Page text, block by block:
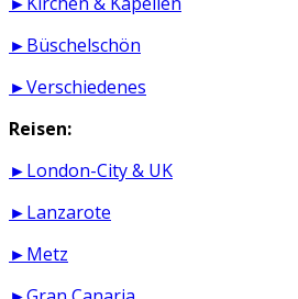
►Büschelschön
►Verschiedenes
Reisen:
►London-City & UK
►Lanzarote
►Metz